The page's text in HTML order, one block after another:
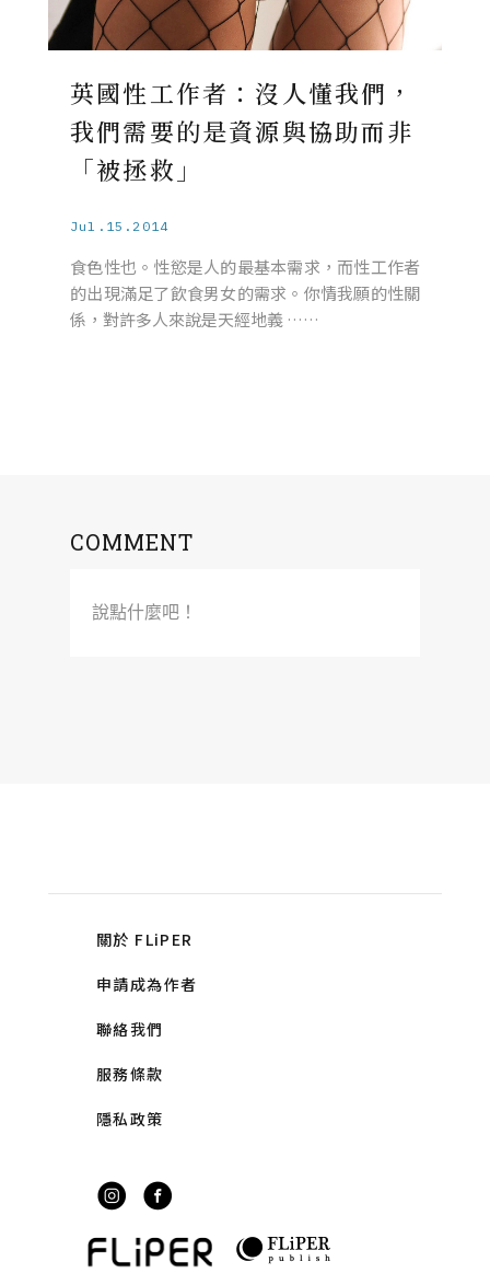
英國性工作者：沒人懂我們，
我們需要的是資源與協助而非
「被拯救」
Jul.15.2014
食色性也。性慾是人的最基本需求，而性工作者
的出現滿足了飲食男女的需求。你情我願的性關
係，對許多人來說是天經地義 ……
COMMENT
說點什麼吧！
關於 FLiPER
申請成為作者
聯絡我們
服務條款
隱私政策